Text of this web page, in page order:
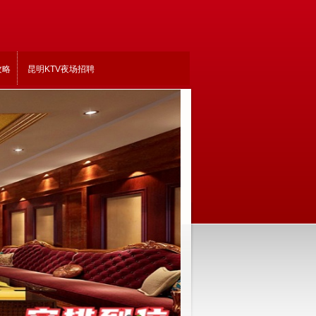
略 昆明KTV夜场招聘